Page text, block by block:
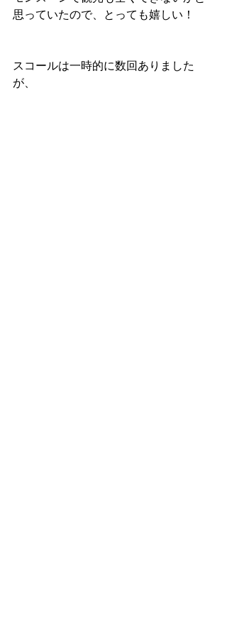
思っていたので、とっても嬉しい！
スコールは一時的に数回ありました
が、